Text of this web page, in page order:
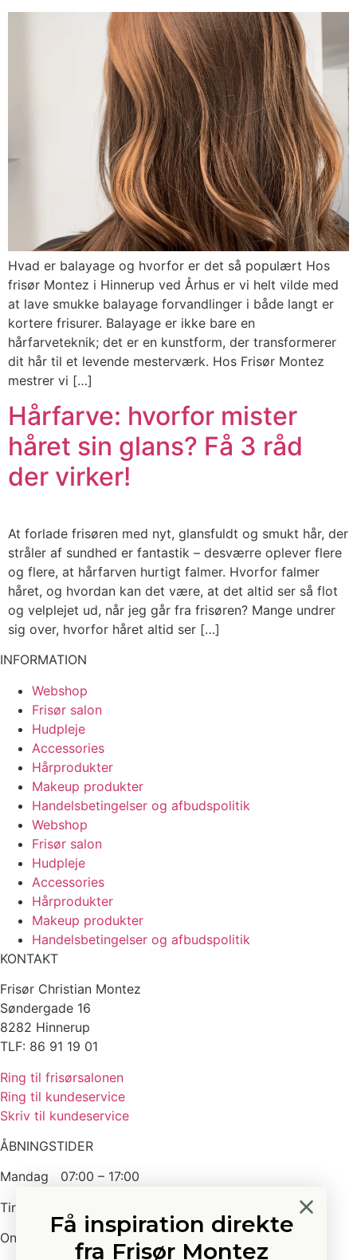
Hvad er balayage og hvorfor er det så populært Hos
frisør Montez i Hinnerup ved Århus er vi helt vilde med
at lave smukke balayage forvandlinger i både langt er
kortere frisurer. Balayage er ikke bare en
hårfarveteknik; det er en kunstform, der transformerer
dit hår til et levende mesterværk. Hos Frisør Montez
mestrer vi […]
Hårfarve: hvorfor mister
håret sin glans? Få 3 råd
der virker!
At forlade frisøren med nyt, glansfuldt og smukt hår, der
stråler af sundhed er fantastik – desværre oplever flere
og flere, at hårfarven hurtigt falmer. Hvorfor falmer
håret, og hvordan kan det være, at det altid ser så flot
og velplejet ud, når jeg går fra frisøren? Mange undrer
sig over, hvorfor håret altid ser […]
INFORMATION
Webshop
Frisør salon
Hudpleje
Accessories
Hårprodukter
Makeup produkter
Handelsbetingelser og afbudspolitik
Webshop
Frisør salon
Hudpleje
Accessories
Hårprodukter
Makeup produkter
Handelsbetingelser og afbudspolitik
KONTAKT
Frisør Christian Montez
Søndergade 16
8282 Hinnerup
TLF: 86 91 19 01
Ring til frisørsalonen
Ring til kundeservice
Skriv til kundeservice
ÅBNINGSTIDER
Mandag 07:00 – 17:00
Tirsdag 10:00 – 19:00
Onsdag 07:00 – 17:30
Få inspiration direkte
fra Frisør Montez